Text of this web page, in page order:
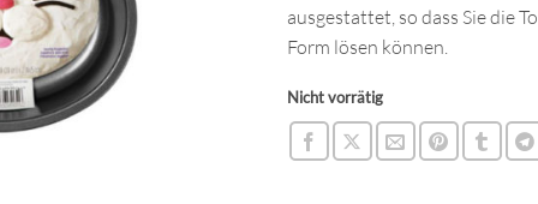
ausgestattet, so dass Sie die
Form lösen können.
Nicht vorrätig